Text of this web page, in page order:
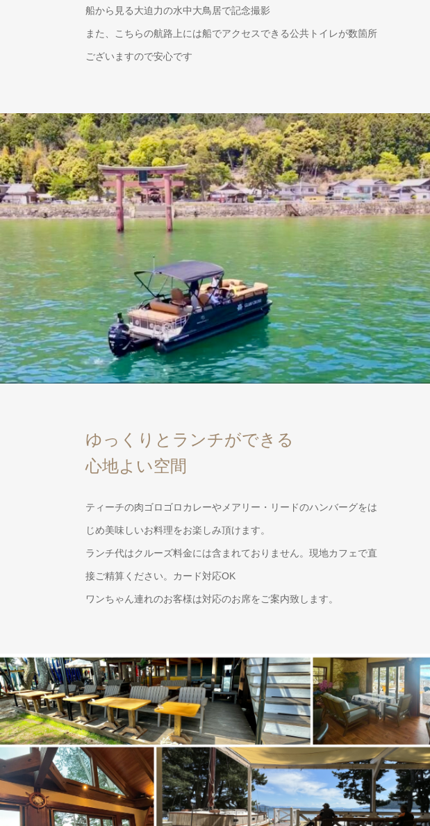
船から見る大迫力の水中大鳥居で記念撮影
また、こちらの航路上には船でアクセスできる公共トイレが数箇所
ございますので安心です
ゆっくりとランチができる
心地よい空間
ティーチの肉ゴロゴロカレーやメアリー・リードのハンバーグをは
じめ美味しいお料理をお楽しみ頂けます。
ランチ代はクルーズ料金には含まれておりません。現地カフェで直
接ご精算ください。カード対応OK
ワンちゃん連れのお客様は対応のお席をご案内致します。